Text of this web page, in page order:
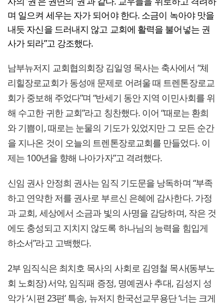
며 일으켜 세우는 자가 되어야 한다. 소금이 녹아야 맛을
내듯 자신을 드러내지 않고 교회에 활력을 불어넣는 권
사가 되라”고 강조했다.
남부뉴저지 교회협의회장 김일영 목사는 축사에서 “체
리힐장로교회가 동성애 문제로 어려울 때 트렌톤장로교
회가 중보해 주었다”며 “반세기 동안 지역 이민사회를 위
해 수고한 귀한 교회”라고 칭찬했다. 이어 “때로는 환희
와 기쁨이, 때로는 눈물의 기도가 있었지만 그 모든 순간
을 지나온 것이 오늘의 트렌톤장로교회를 만들었다. 이
제는 100년을 향해 나아가자”고 격려했다.
신임 권사 안정희 권사는 임직 기도문을 낭독하며 “부족
하고 연약한 저를 권사로 부르신 은혜에 감사한다. 가정
과 교회, 세상에서 소금과 빛의 사명을 감당하며, 작은 것
에도 충성되고 지치지 않도록 하나님의 능력을 힘입게
하소서”라고 고백했다.
2부 임직식은 최치호 목사의 사회로 김영철 목사(동부노
회 노회장) 서약, 임직패 증정, 명예권사 추대, 김성지 성
악가 ‘시편 23편’ 특송, 뉴저지 한국선교무용단 ‘너는 크게